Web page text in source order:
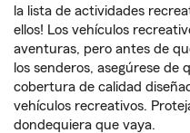
la lista de actividades
ellos! Los vehículos
aventuras, pero antes de
los senderos, asegúrese de
cobertura de calidad
vehículos recreativos.
dondequiera que vaya.